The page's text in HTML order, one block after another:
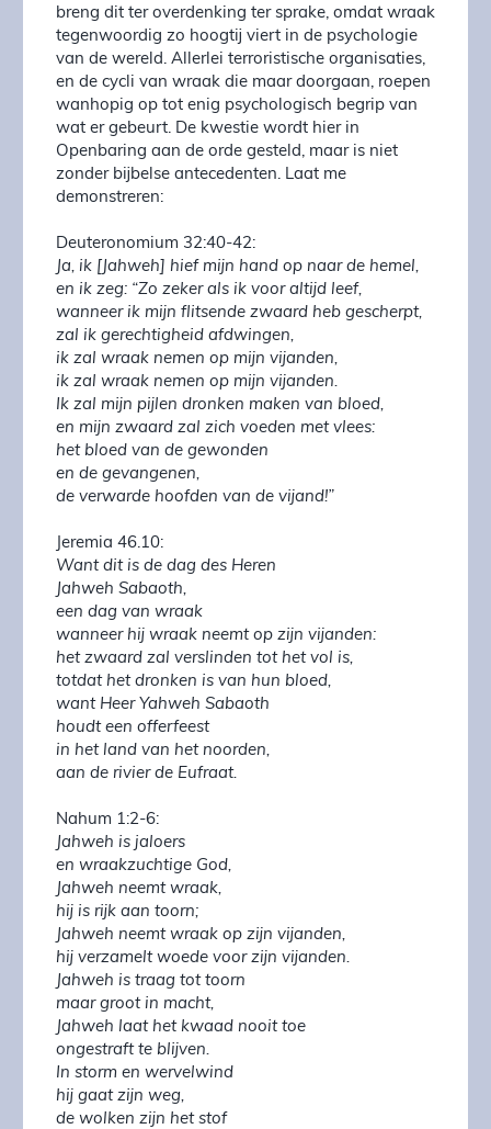
breng dit ter overdenking ter sprake, omdat wraak
tegenwoordig zo hoogtij viert in de psychologie
van de wereld. Allerlei terroristische organisaties,
en de cycli van wraak die maar doorgaan, roepen
wanhopig op tot enig psychologisch begrip van
wat er gebeurt. De kwestie wordt hier in
Openbaring aan de orde gesteld, maar is niet
zonder bijbelse antecedenten. Laat me
demonstreren:
Deuteronomium 32:40-42:
Ja, ik [Jahweh] hief mijn hand op naar de hemel,
en ik zeg: “Zo zeker als ik voor altijd leef,
wanneer ik mijn flitsende zwaard heb gescherpt,
zal ik gerechtigheid afdwingen,
ik zal wraak nemen op mijn vijanden,
ik zal wraak nemen op mijn vijanden.
Ik zal mijn pijlen dronken maken van bloed,
en mijn zwaard zal zich voeden met vlees:
het bloed van de gewonden
en de gevangenen,
de verwarde hoofden van de vijand!”
Jeremia 46.10:
Want dit is de dag des Heren
Jahweh Sabaoth,
een dag van wraak
wanneer hij wraak neemt op zijn vijanden:
het zwaard zal verslinden tot het vol is,
totdat het dronken is van hun bloed,
want Heer Yahweh Sabaoth
houdt een offerfeest
in het land van het noorden,
aan de rivier de Eufraat.
Nahum 1:2-6:
Jahweh is jaloers
en wraakzuchtige God,
Jahweh neemt wraak,
hij is rijk aan toorn;
Jahweh neemt wraak op zijn vijanden,
hij verzamelt woede voor zijn vijanden.
Jahweh is traag tot toorn
maar groot in macht,
Jahweh laat het kwaad nooit toe
ongestraft te blijven.
In storm en wervelwind
hij gaat zijn weg,
de wolken zijn het stof